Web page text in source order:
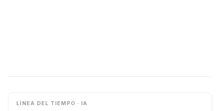
LÍNEA DEL TIEMPO · IA